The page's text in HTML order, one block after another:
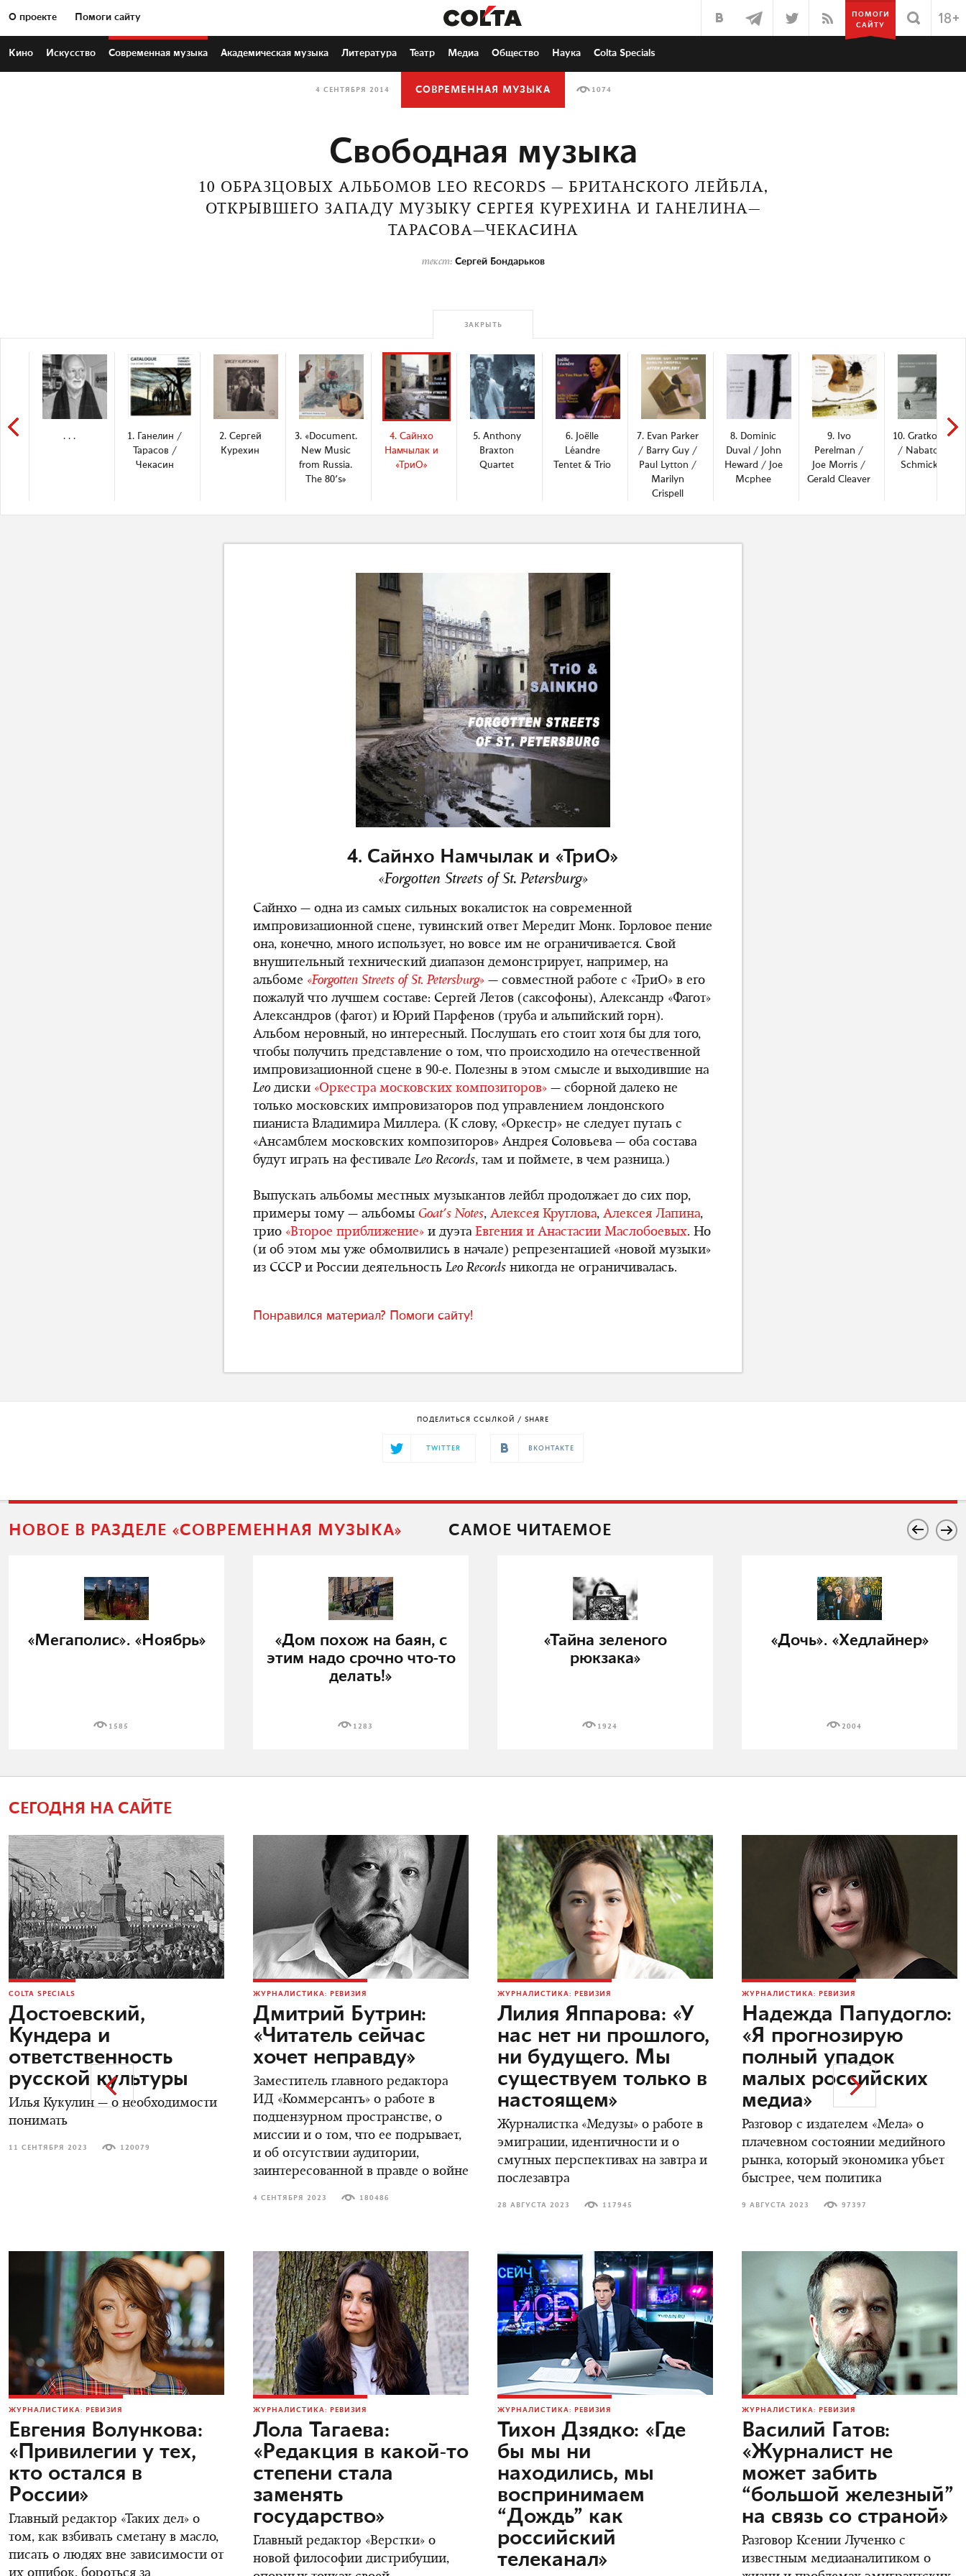
О проекте Помоги сайту
ПОМОГИ
САЙТУ
Кино Искусство Современная музыка Академическая музыка Литература Театр Медиа Общество Наука Colta Specials
4 СЕНТЯБРЯ 2014 СОВРЕМЕННАЯ МУЗЫКА 1074
Свободная музыка
10 ОБРАЗЦОВЫХ АЛЬБОМОВ LEO RECORDS — БРИТАНСКОГО ЛЕЙБЛА,
ОТКРЫВШЕГО ЗАПАДУ МУЗЫКУ СЕРГЕЯ КУРЕХИНА И ГАНЕЛИНА—
ТАРАСОВА—ЧЕКАСИНА
текст: Сергей Бондарьков
ЗАКРЫТЬ
. . .
1. Ганелин /
Тарасов /
Чекасин
2. Сергей
Курехин
3. «Document.
New Music
from Russia.
The 80's»
4. Сайнхо
Намчылак и
«ТриО»
5. Anthony
Braxton
Quartet
6. Joёlle
Léandre
Tentet & Trio
7. Evan Parker
/ Barry Guy /
Paul Lytton /
Marilyn
Crispell
8. Dominic
Duval / John
Heward / Joe
Mcphee
9. Ivo
Perelman /
Joe Morris /
Gerald Cleaver
10. Gratkowski
/ Nabatov /
Schmickler
4. Сайнхо Намчылак и «ТриО»
«Forgotten Streets of St. Petersburg»
Сайнхо — одна из самых сильных вокалисток на современной
импровизационной сцене, тувинский ответ Мередит Монк. Горловое пение
она, конечно, много использует, но вовсе им не ограничивается. Свой
внушительный технический диапазон демонстрирует, например, на
альбоме «Forgotten Streets of St. Petersburg» — совместной работе с «ТриО» в его
пожалуй что лучшем составе: Сергей Летов (саксофоны), Александр «Фагот»
Александров (фагот) и Юрий Парфенов (труба и альпийский горн).
Альбом неровный, но интересный. Послушать его стоит хотя бы для того,
чтобы получить представление о том, что происходило на отечественной
импровизационной сцене в 90-е. Полезны в этом смысле и выходившие на
Leo диски «Оркестра московских композиторов» — сборной далеко не
только московских импровизаторов под управлением лондонского
пианиста Владимира Миллера. (К слову, «Оркестр» не следует путать с
«Ансамблем московских композиторов» Андрея Соловьева — оба состава
будут играть на фестивалеLeo Records, там и поймете, в чем разница.)
Выпускать альбомы местных музыкантов лейбл продолжает до сих пор,
примеры тому — альбомы Goat's Notes, Алексея Круглова, Алексея Лапина,
трио «Второе приближение» и дуэта Евгения и Анастасии Маслобоевых. Но
(и об этом мы уже обмолвились в начале) репрезентацией «новой музыки»
из СССР и России деятельностьLeo Records никогда не ограничивалась.
Понравился материал? Помоги сайту!
ПОДЕЛИТЬСЯ ССЫЛКОЙ / SHARE
TWITTER ВКОНТАКТЕ
НОВОЕ В РАЗДЕЛЕ «СОВРЕМЕННАЯ МУЗЫКА» САМОЕ ЧИТАЕМОЕ
«Мегаполис». «Ноябрь»
1585
«Дом похож на баян, с
этим надо срочно что-то
делать!»
1283
«Тайна зеленого
рюкзака»
1924
«Дочь». «Хедлайнер»
2004
СЕГОДНЯ НА САЙТЕ
COLTA SPECIALS
Достоевский,
Кундера и
ответственность
русской культуры
Илья Кукулин — о необходимости
понимать
11 СЕНТЯБРЯ 2023 120079
ЖУРНАЛИСТИКА: РЕВИЗИЯ
Дмитрий Бутрин:
«Читатель сейчас
хочет неправду»
Заместитель главного редактора
ИД «Коммерсантъ» о работе в
подцензурном пространстве, о
миссии и о том, что ее подрывает,
и об отсутствии аудитории,
заинтересованной в правде о войне
4 СЕНТЯБРЯ 2023 180486
ЖУРНАЛИСТИКА: РЕВИЗИЯ
Лилия Яппарова: «У
нас нет ни прошлого,
ни будущего. Мы
существуем только в
настоящем»
Журналистка «Медузы» о работе в
эмиграции, идентичности и о
смутных перспективах на завтра и
послезавтра
28 АВГУСТА 2023 117945
ЖУРНАЛИСТИКА: РЕВИЗИЯ
Надежда Папудогло:
«Я прогнозирую
полный упадок
малых российских
медиа»
Разговор с издателем «Мела» о
плачевном состоянии медийного
рынка, который экономика убьет
быстрее, чем политика
9 АВГУСТА 2023 97397
ЖУРНАЛИСТИКА: РЕВИЗИЯ
Евгения Волункова:
«Привилегии у тех,
кто остался в
России»
Главный редактор «Таких дел» о
том, как взбивать сметану в масло,
писать о людях вне зависимости от
ЖУРНАЛИСТИКА: РЕВИЗИЯ
Лола Тагаева:
«Редакция в какой-то
степени стала
заменять
государство»
Главный редактор «Верстки» о
новой философии дистрибуции,
ЖУРНАЛИСТИКА: РЕВИЗИЯ
Тихон Дзядко: «Где
бы мы ни
находились, мы
воспринимаем
“Дождь” как
российский
телеканал»
ЖУРНАЛИСТИКА: РЕВИЗИЯ
Василий Гатов:
«Журналист не
может забить
“большой железный”
на связь со страной»
Разговор Ксении Лученко с
известным медиааналитиком о